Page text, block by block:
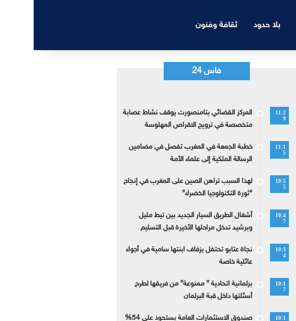
بلا حدود ثقافة وفنون
فاس 24
11:2
9
المركز القضائي بتامنصورت يوقف نشاط عصابة
متخصصة في ترويج الاقراص المهلوسة
11:1
5
خطبة الجمعة في المغرب تفصل في مضامين
الرسالة الملكية إلى علماء الأمة
10:5
5
لهذا السبب تراهن الصين على المغرب في إنجاح
“ثورة التكنولوجيا الخضراء”
10:4
7
أشغال الطريق السيار الجديد بين تيط مليل
وبرشيد تدخل مراحلها الأخيرة قبل التسليم
10:3
4
نجاة عتابو تحتفل بزفاف ابنتها سامية في أجواء
عائلية خاصة
10:1
7
برلمانية اتحادية ” ممنوعة” من فريقها لطرح
أسئلتها داخل قبة البرلمان
10:1
صندوق الاستثمارات العامة يستحوذ على 54%